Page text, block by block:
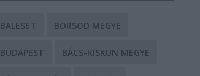
BALESET BORSOD MEGYE
BUDAPEST BÁCS-KISKUN MEGYE